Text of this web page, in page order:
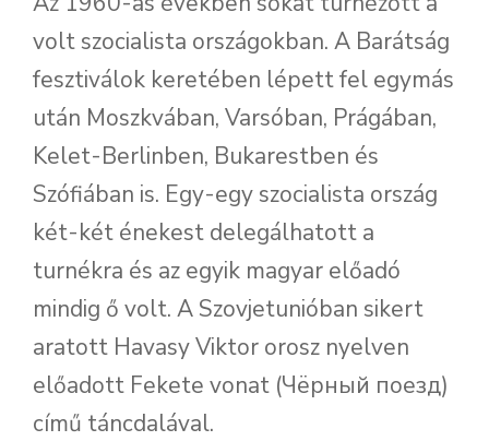
volt szocialista országokban. A Barátság
fesztiválok keretében lépett fel egymás
után Moszkvában, Varsóban, Prágában,
Kelet-Berlinben, Bukarestben és
Szófiában is. Egy-egy szocialista ország
két-két énekest delegálhatott a
turnékra és az egyik magyar előadó
mindig ő volt. A Szovjetunióban sikert
aratott Havasy Viktor orosz nyelven
előadott Fekete vonat (Чëрный поезд)
című táncdalával.